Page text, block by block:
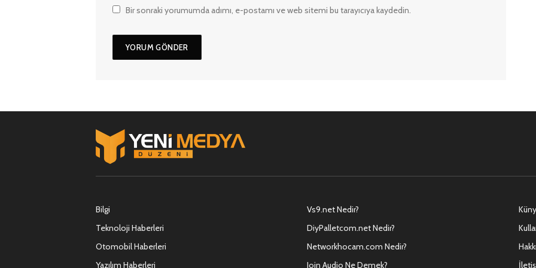
Bir sonraki yorumumda adımı, e-postamı ve web sitemi bu tarayıcıya kaydedin.
Bilgi
Teknoloji Haberleri
Otomobil Haberleri
Yazılım Haberleri
Vs9.net Nedir?
DiyPalletcom.net Nedir?
Networkhocam.com Nedir?
Join Audio Ne Demek?